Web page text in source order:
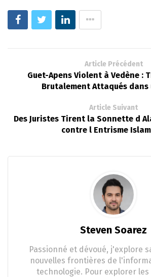
Article Précédent
Guet-Apens Violent à Vedène :
Brutalement Attaqués dans
Article Suivant
Des Juristes Tirent la Sonnette d
contre l Entrisme
Steven Soarez
Passionné et dévoué, j'explore
nouvelles frontières de
technologie. Pour explorer